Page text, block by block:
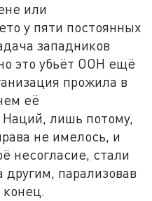
или
у пяти постоянных
западников
это убьёт ООН ещё
прожила в
её
лишь потому,
не имелось, и
несогласие, стали
парализовав
конец.